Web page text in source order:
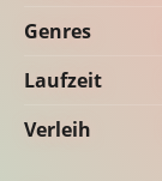
Genres
Laufzeit
Verleih